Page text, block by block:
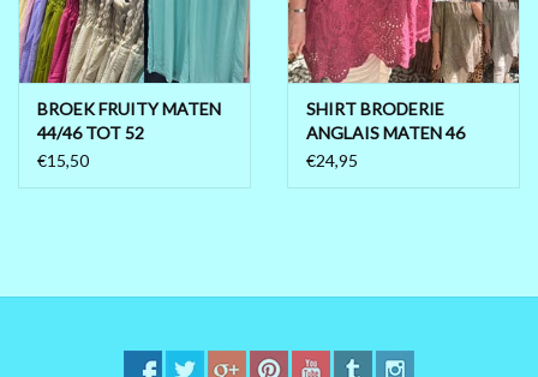
BROEK FRUITY MATEN
44/46 TOT 52
€15,50
SHIRT BRODERIE
ANGLAIS MATEN 46
TOT 56
€24,95